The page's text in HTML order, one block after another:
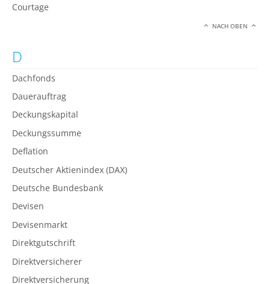
Courtage
NACH OBEN
D
Dachfonds
Dauerauftrag
Deckungskapital
Deckungssumme
Deflation
Deutscher Aktienindex (DAX)
Deutsche Bundesbank
Devisen
Devisenmarkt
Direktgutschrift
Direktversicherer
Direktversicherung